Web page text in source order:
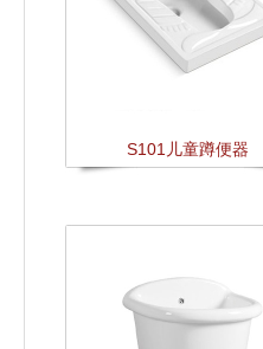
S101儿童蹲便器